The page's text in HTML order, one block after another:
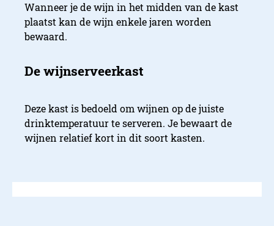
Wanneer je de wijn in het midden van de kast
plaatst kan de wijn enkele jaren worden
bewaard.
Deze kast is bedoeld om wijnen op de juiste
drinktemperatuur te serveren. Je bewaart de
wijnen relatief kort in dit soort kasten.